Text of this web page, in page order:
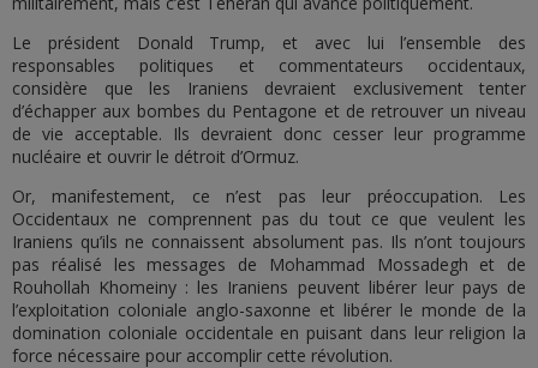
Le président Donald Trump, et avec lui l’ensemble des
responsables politiques et commentateurs occidentaux,
considère que les Iraniens devraient exclusivement tenter
d’échapper aux bombes du Pentagone et de retrouver un niveau
de vie acceptable. Ils devraient donc cesser leur programme
nucléaire et ouvrir le détroit d’Ormuz.
Or, manifestement, ce n’est pas leur préoccupation. Les
Occidentaux ne comprennent pas du tout ce que veulent les
Iraniens qu’ils ne connaissent absolument pas. Ils n’ont toujours
pas réalisé les messages de Mohammad Mossadegh et de
Rouhollah Khomeiny : les Iraniens peuvent libérer leur pays de
l’exploitation coloniale anglo-saxonne et libérer le monde de la
domination coloniale occidentale en puisant dans leur religion la
force nécessaire pour accomplir cette révolution.